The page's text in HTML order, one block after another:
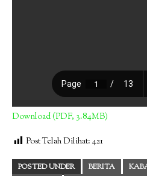
Download (PDF, 3.84MB)
Post Telah Dilihat: 421
POSTED UNDER BERITA